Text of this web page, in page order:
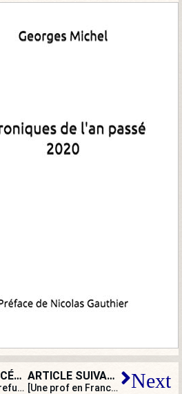
ARTICLE PRÉCÉDENT
Coupable d’un refus d’obtempérer, il fonce sur deux motards de la Brav-M
ARTICLE SUIVANT
[Une prof en France] L’école et l’argent : un tabou français ? Next